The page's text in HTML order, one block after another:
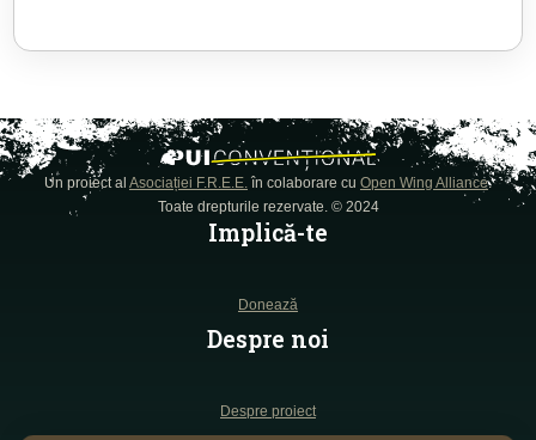
Un proiect al Asociației F.R.E.E. în colaborare cu Open Wing Alliance.
Toate drepturile rezervate. © 2024
Implică-te
Donează
Despre noi
Despre proiect